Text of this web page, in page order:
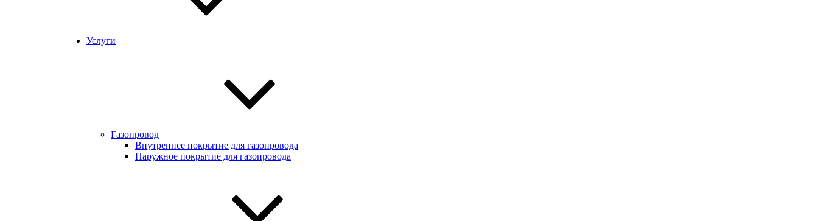
Услуги
Газопровод
Внутреннее покрытие для газопровода
Наружное покрытие для газопровода